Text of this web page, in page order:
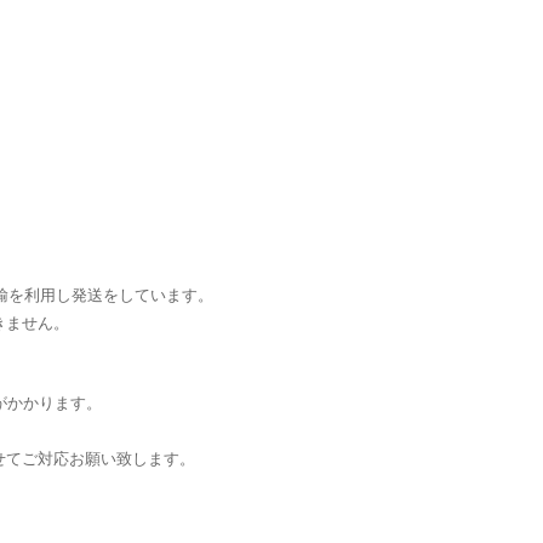
利用し発送をしています。
せん。
かります。
ご対応お願い致します。